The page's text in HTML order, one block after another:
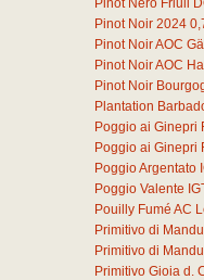
Pinot Nero Friuli
Pinot Noir 2024
Pinot Noir AOC
Pinot Noir AOC
Pinot Noir
Plantation
Poggio ai Ginepri
Poggio ai Ginepri
Poggio Argentato
Poggio Valente
Pouilly Fumé AC
Primitivo di
Primitivo di
Primitivo Gioia d.